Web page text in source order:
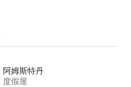
阿姆斯特丹
度假屋